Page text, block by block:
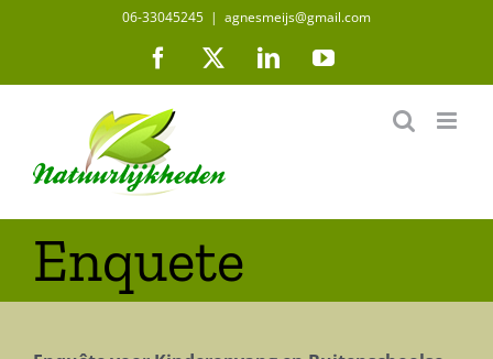
06-33045245 | agnesmeijs@gmail.com
Facebook LinkedInYouTube
Enquete